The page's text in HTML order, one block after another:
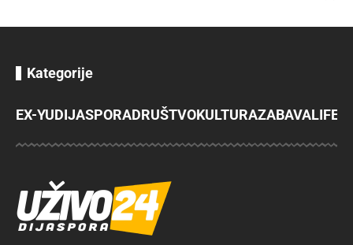
Kategorije
EX-YUDIJASPORADRUŠTVOKULTURAZABAVA